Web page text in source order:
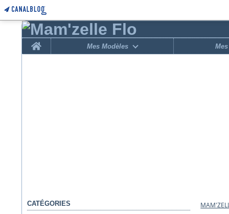
Home
Mes Modèles
CATÉGORIES